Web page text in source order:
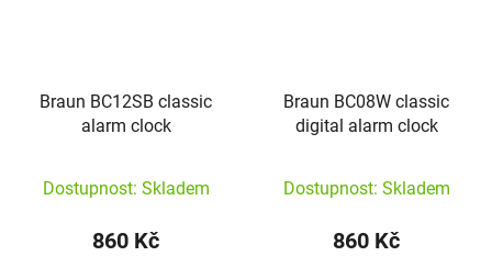
Braun BC12SB classic
alarm clock
Dostupnost: Skladem
860 Kč
Braun BC08W classic
digital alarm clock
Dostupnost: Skladem
860 Kč